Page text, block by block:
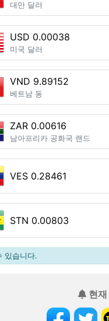
대만 달러
USD 0.00038
미국 달러
VND 9.89152
베트남 동
ZAR 0.00616
남아프리카 공화국 랜드
VES 0.28461
STN 0.00803
있습니다.
현재